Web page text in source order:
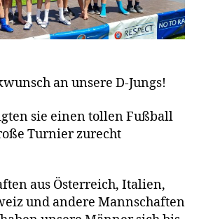
an unsere D-Jungs!
sie einen tollen Fußball
Turnier zurecht
aus Österreich, Italien,
und andere Mannschaften